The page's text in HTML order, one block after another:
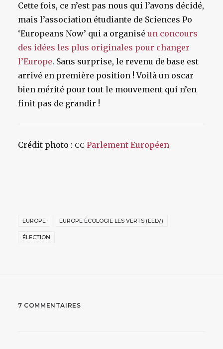
Cette fois, ce n’est pas nous qui l’avons décidé,
mais l’association étudiante de Sciences Po
‘Europeans Now’ qui a organisé un concours
des idées les plus originales pour changer
l’Europe. Sans surprise, le revenu de base est
arrivé en première position ! Voilà un oscar
bien mérité pour tout le mouvement qui n’en
finit pas de grandir !
Crédit photo : CC Parlement Européen
EUROPE EUROPE ÉCOLOGIE LES VERTS (EELV)
ÉLECTION
7 COMMENTAIRES